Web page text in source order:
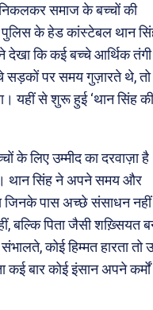
निकलकर समाज के बच्चों की
पुलिस के हेड कांस्टेबल थान
देखा कि कई बच्चे आर्थिक
सड़कों पर समय गुज़ारते थे, तो
यहीं से शुरू हुई ‘थान सिंह की
के लिए उम्मीद का दरवाज़ा है
थान सिंह ने अपने समय और
जिनके पास अच्छे संसाधन नहीं
बल्कि पिता जैसी शख़्सियत
कोई हिम्मत हारता तो
कई बार कोई इंसान अपने